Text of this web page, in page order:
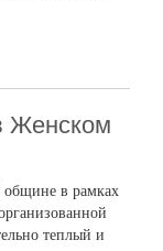
Женском
общине в рамках
теплый и